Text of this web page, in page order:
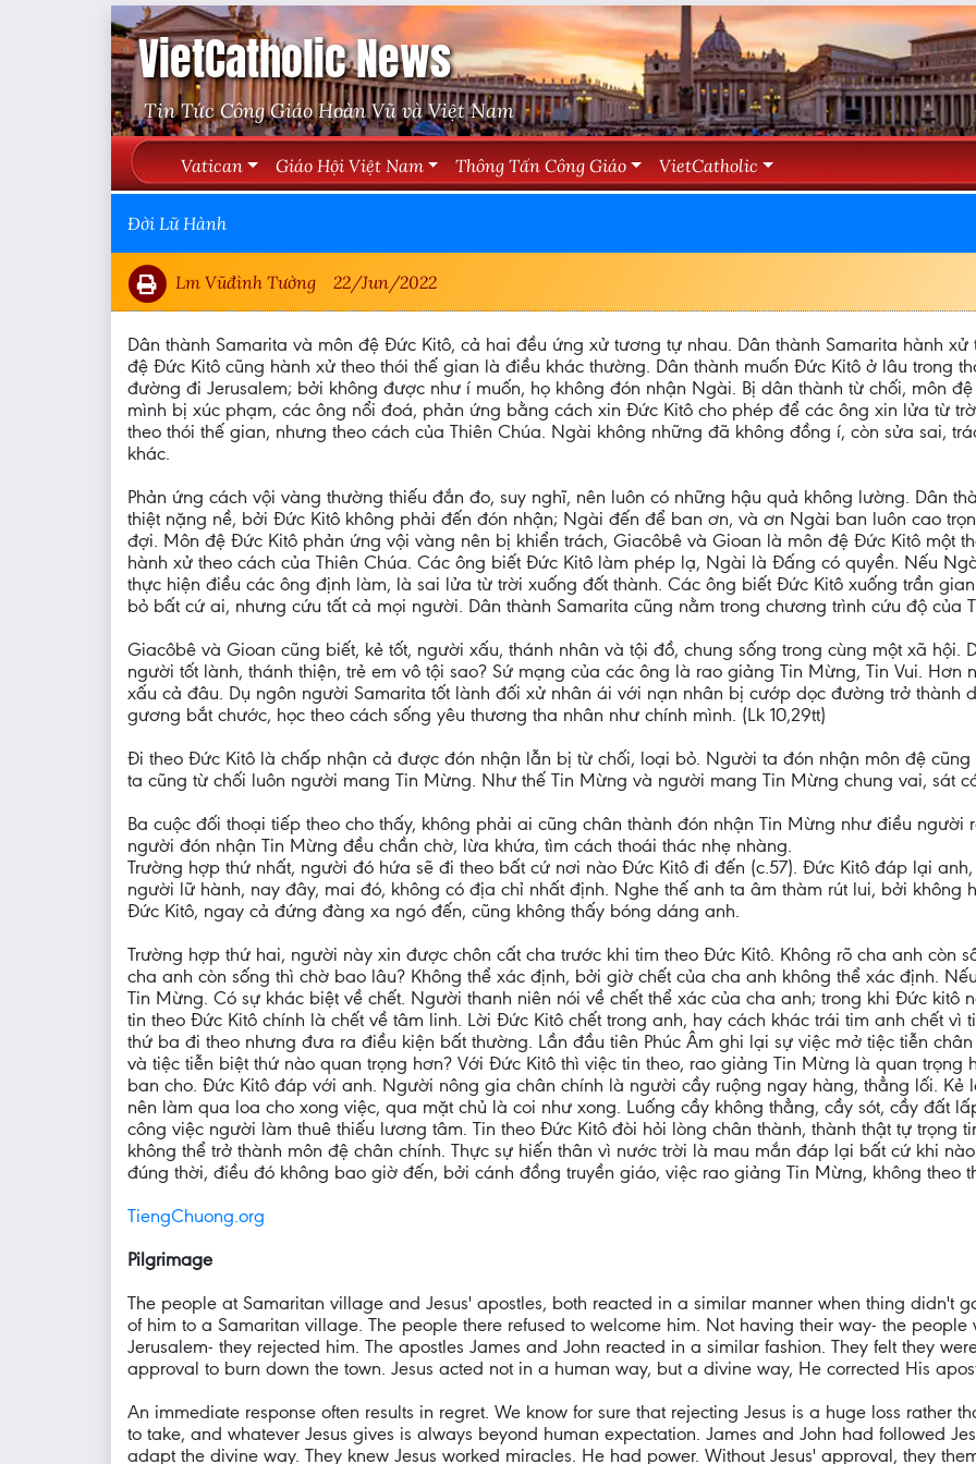
VietCatholic News
Tin Tức Công Giáo Hoàn Vũ và Việt Nam
Vatican Giáo Hội Việt Nam Thông Tấn Công Giáo VietCatholic
Đời Lữ Hành
Lm Vũđình Tường 22/Jun/2022
Dân thành Samarita và môn đệ Đức Kitô, cả hai đều ứng xử tương tự nhau. Dân thành Samarita hành
đệ Đức Kitô cũng hành xử theo thói thế gian là điều khác thường. Dân thành muốn Đức Kitô ở lâu trong
đường đi Jerusalem; bởi không được như í muốn, họ không đón nhận Ngài. Bị dân thành từ chối, môn
mình bị xúc phạm, các ông nổi đoá, phản ứng bằng cách xin Đức Kitô cho phép để các ông xin lửa từ
theo thói thế gian, nhưng theo cách của Thiên Chúa. Ngài không những đã không đồng í, còn sửa sai,
khác.
Phản ứng cách vội vàng thường thiếu đắn đo, suy nghĩ, nên luôn có những hậu quả không lường. Dân
thiệt nặng nề, bởi Đức Kitô không phải đến đón nhận; Ngài đến để ban ơn, và ơn Ngài ban luôn cao
đợi. Môn đệ Đức Kitô phản ứng vội vàng nên bị khiển trách, Giacôbê và Gioan là môn đệ Đức Kitô một
hành xử theo cách của Thiên Chúa. Các ông biết Đức Kitô làm phép lạ, Ngài là Đấng có quyền. Nếu
thực hiện điều các ông định làm, là sai lửa từ trời xuống đốt thành. Các ông biết Đức Kitô xuống trần
bỏ bất cứ ai, nhưng cứu tất cả mọi người. Dân thành Samarita cũng nằm trong chương trình cứu độ của
Giacôbê và Gioan cũng biết, kẻ tốt, người xấu, thánh nhân và tội đồ, chung sống trong cùng một xã hội.
người tốt lành, thánh thiện, trẻ em vô tội sao? Sứ mạng của các ông là rao giảng Tin Mừng, Tin Vui.
xấu cả đâu. Dụ ngôn người Samarita tốt lành đối xử nhân ái với nạn nhân bị cướp dọc đường trở thành
gương bắt chước, học theo cách sống yêu thương tha nhân như chính mình. (Lk 10,29tt)
Đi theo Đức Kitô là chấp nhận cả được đón nhận lẫn bị từ chối, loại bỏ. Người ta đón nhận môn đệ
ta cũng từ chối luôn người mang Tin Mừng. Như thế Tin Mừng và người mang Tin Mừng chung vai, sát
Ba cuộc đối thoại tiếp theo cho thấy, không phải ai cũng chân thành đón nhận Tin Mừng như điều
người đón nhận Tin Mừng đều chần chờ, lừa khứa, tìm cách thoái thác nhẹ nhàng.
Trường hợp thứ nhất, người đó hứa sẽ đi theo bất cứ nơi nào Đức Kitô đi đến (c.57). Đức Kitô đáp lại
người lữ hành, nay đây, mai đó, không có địa chỉ nhất định. Nghe thế anh ta âm thàm rút lui, bởi không
Đức Kitô, ngay cả đứng đàng xa ngó đến, cũng không thấy bóng dáng anh.
Trường hợp thứ hai, người này xin được chôn cất cha trước khi tim theo Đức Kitô. Không rõ cha anh còn
cha anh còn sống thì chờ bao lâu? Không thể xác định, bởi giờ chết của cha anh không thể xác định.
Tin Mừng. Có sự khác biệt về chết. Người thanh niên nói về chết thể xác của cha anh; trong khi Đức kitô
tin theo Đức Kitô chính là chết về tâm linh. Lời Đức Kitô chết trong anh, hay cách khác trái tim anh chết
thứ ba đi theo nhưng đưa ra điều kiện bất thường. Lần đầu tiên Phúc Âm ghi lại sự việc mở tiệc tiễn
và tiệc tiễn biệt thứ nào quan trọng hơn? Với Đức Kitô thì việc tin theo, rao giảng Tin Mừng là quan trọng
ban cho. Đức Kitô đáp với anh. Người nông gia chân chính là người cầy ruộng ngay hàng, thẳng lối. Kẻ
nên làm qua loa cho xong việc, qua mặt chủ là coi như xong. Luống cầy không thẳng, cầy sót, cầy đất
công việc người làm thuê thiếu lương tâm. Tin theo Đức Kitô đòi hỏi lòng chân thành, thành thật tự trọng
không thể trở thành môn đệ chân chính. Thực sự hiến thân vì nước trời là mau mắn đáp lại bất cứ khi
đúng thời, điều đó không bao giờ đến, bởi cánh đồng truyền giáo, việc rao giảng Tin Mừng, không theo
TiengChuong.org
Pilgrimage
The people at Samaritan village and Jesus' apostles, both reacted in a similar manner when thing didn't
of him to a Samaritan village. The people there refused to welcome him. Not having their way- the
Jerusalem- they rejected him. The apostles James and John reacted in a similar fashion. They felt they
approval to burn down the town. Jesus acted not in a human way, but a divine way, He corrected His
An immediate response often results in regret. We know for sure that rejecting Jesus is a huge loss rather
to take, and whatever Jesus gives is always beyond human expectation. James and John had followed
adapt the divine way. They knew Jesus worked miracles. He had power. Without Jesus' approval, they